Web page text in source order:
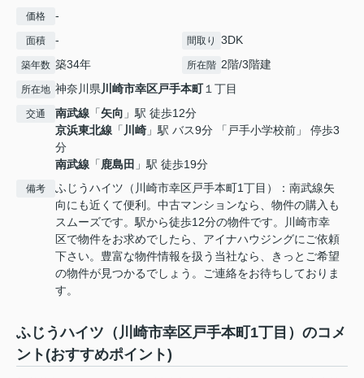
価格 -
面積 - 間取り 3DK
築年数 築34年 所在階 2階/3階建
所在地 神奈川県川崎市幸区戸手本町１丁目
交通 南武線 「矢向 」駅 徒歩12分
京浜東北線 「 川崎 」駅 バス9分 「戸手小学校前」 停歩3
分
南武線 「鹿島田 」駅 徒歩19分
備考
ふじうハイツ（川崎市幸区戸手本町1丁目）：南武線矢
向にも近くて便利。中古マンションなら、物件の購入も
スムーズです。駅から徒歩12分の物件です。川崎市幸
区で物件をお求めでしたら、アイナハウジングにご依頼
下さい。豊富な物件情報を扱う当社なら、きっとご希望
の物件が見つかるでしょう。ご連絡をお待ちしておりま
す。
ふじうハイツ（川崎市幸区戸手本町1丁目）のコメ
ント(おすすめポイント)